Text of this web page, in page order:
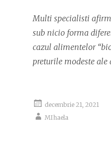
Multi specialisti
sub nicio forma
cazul alimentelor
preturile modeste
decembrie 21, 2021
MIhaela